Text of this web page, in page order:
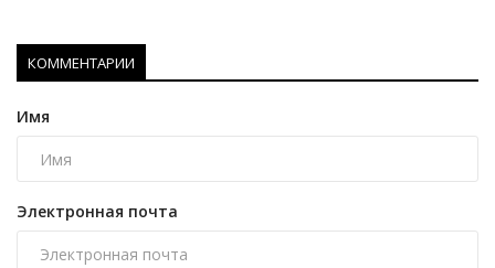
КОММЕНТАРИИ
Имя
Электронная почта